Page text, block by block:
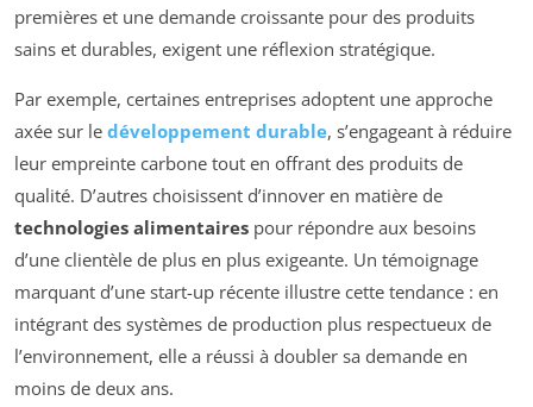
premières et une demande croissante pour des produits
sains et durables, exigent une réflexion stratégique.
Par exemple, certaines entreprises adoptent une approche
axée sur le développement durable, s’engageant à réduire
leur empreinte carbone tout en offrant des produits de
qualité. D’autres choisissent d’innover en matière de
technologies alimentaires pour répondre aux besoins
d’une clientèle de plus en plus exigeante. Un témoignage
marquant d’une start-up récente illustre cette tendance : en
intégrant des systèmes de production plus respectueux de
l’environnement, elle a réussi à doubler sa demande en
moins de deux ans.